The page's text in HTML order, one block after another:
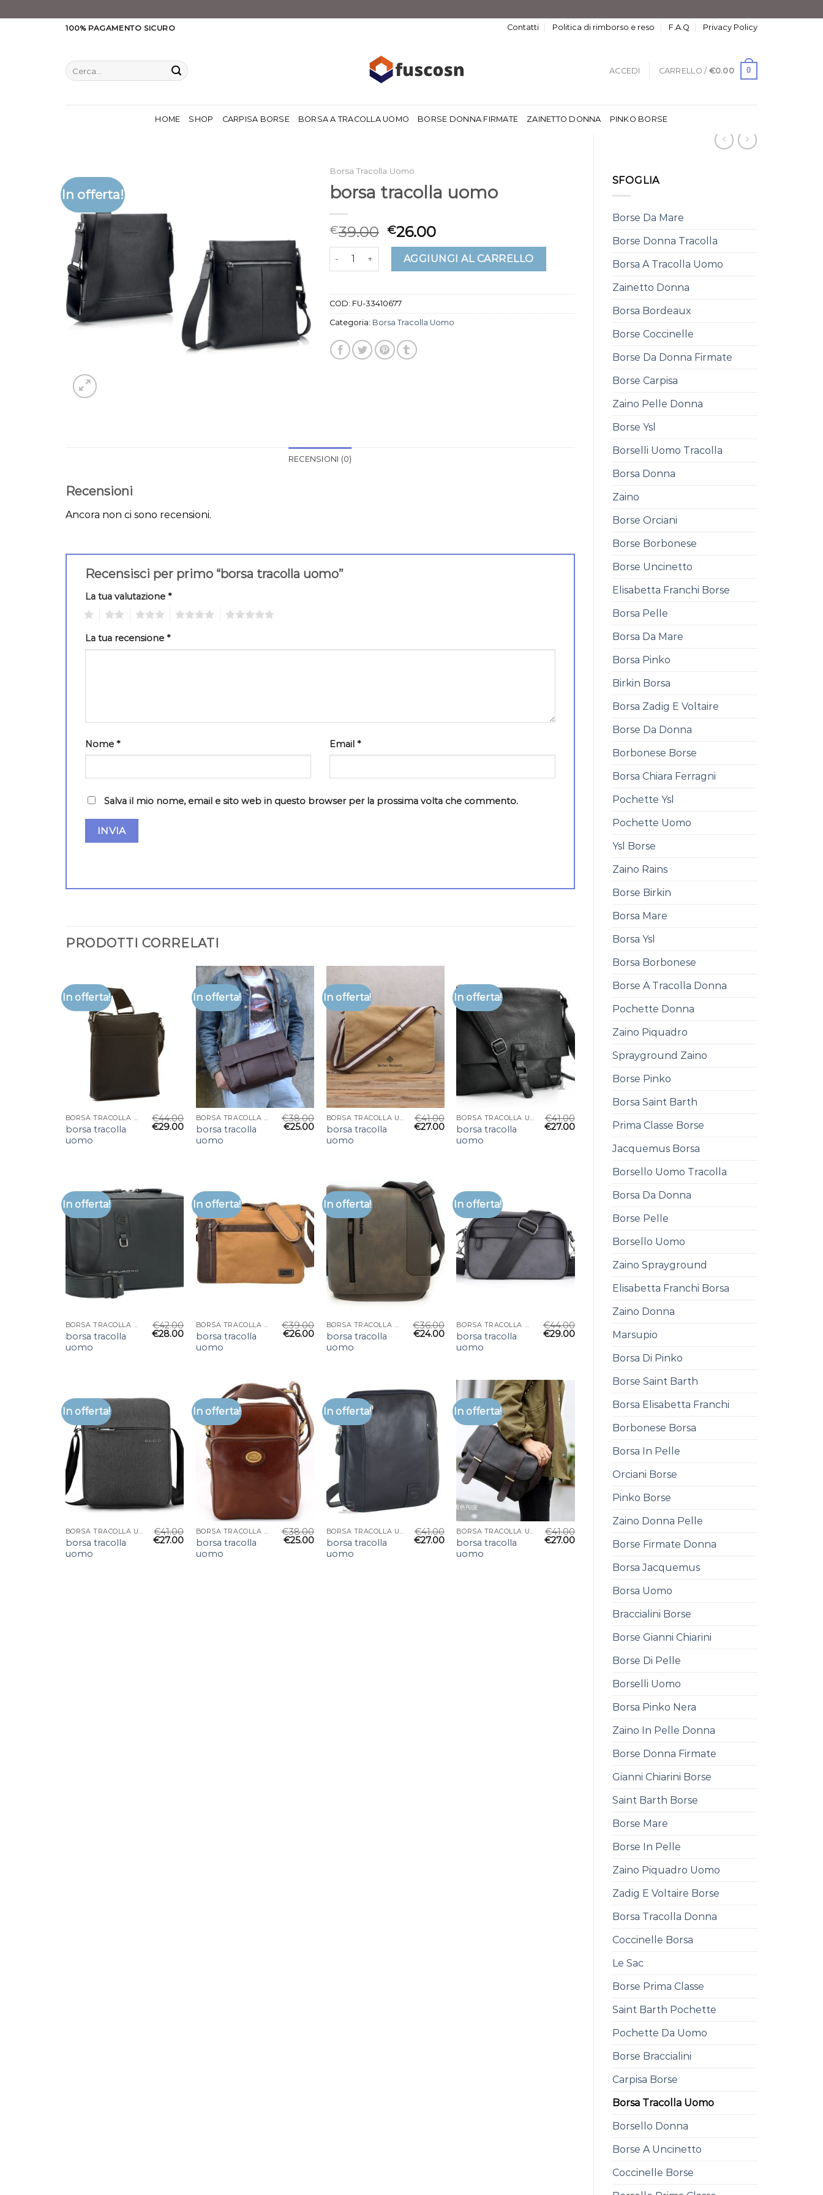
100% PAGAMENTO SICURO Contatti Politica di rimborso e reso F.A.Q Privacy Policy
Cerca:
ACCEDI CARRELLO / €0.00 0
HOME SHOP CARPISA BORSE BORSA A TRACOLLA UOMO BORSE DONNA FIRMATE ZAINETTO DONNA PINKO BORSE
SFOGLIA
Borse Da Mare
Borse Donna Tracolla
Borsa A Tracolla Uomo
Zainetto Donna
Borsa Bordeaux
Borse Coccinelle
Borse Da Donna Firmate
Borse Carpisa
Zaino Pelle Donna
Borse Ysl
Borselli Uomo Tracolla
Borsa Donna
Zaino
Borse Orciani
Borse Borbonese
Borse Uncinetto
Elisabetta Franchi Borse
Borsa Pelle
Borsa Da Mare
Borsa Pinko
Birkin Borsa
Borsa Zadig E Voltaire
Borse Da Donna
Borbonese Borse
Borsa Chiara Ferragni
Pochette Ysl
Pochette Uomo
Ysl Borse
Zaino Rains
Borse Birkin
Borsa Mare
Borsa Ysl
Borsa Borbonese
Borse A Tracolla Donna
Pochette Donna
Zaino Piquadro
Sprayground Zaino
Borse Pinko
Borsa Saint Barth
Prima Classe Borse
Jacquemus Borsa
Borsello Uomo Tracolla
Borsa Da Donna
Borse Pelle
Borsello Uomo
Zaino Sprayground
Elisabetta Franchi Borsa
Zaino Donna
Marsupio
Borsa Di Pinko
Borse Saint Barth
Borsa Elisabetta Franchi
Borbonese Borsa
Borsa In Pelle
Orciani Borse
Pinko Borse
Zaino Donna Pelle
Borse Firmate Donna
Borsa Jacquemus
Borsa Uomo
Braccialini Borse
Borse Gianni Chiarini
Borse Di Pelle
Borselli Uomo
Borsa Pinko Nera
Zaino In Pelle Donna
Borse Donna Firmate
Gianni Chiarini Borse
Saint Barth Borse
Borse Mare
Borse In Pelle
Zaino Piquadro Uomo
Zadig E Voltaire Borse
Borsa Tracolla Donna
Coccinelle Borsa
Le Sac
Borse Prima Classe
Saint Barth Pochette
Pochette Da Uomo
Borse Braccialini
Carpisa Borse
Borsa Tracolla Uomo
Borsello Donna
Borse A Uncinetto
Coccinelle Borse
In offerta!
Borsa Tracolla Uomo
borsa tracolla uomo
€39.00 €26.00
borsa tracolla uomo quantitàAGGIUNGI AL CARRELLO
COD: FU-33410677
Categoria: Borsa Tracolla Uomo
RECENSIONI (0)
Recensioni
Ancora non ci sono recensioni.
Recensisci per primo “borsa tracolla uomo”
La tua valutazione *
La tua recensione *
Nome * Email *
Salva il mio nome, email e sito web in questo browser per la prossima volta che commento.
PRODOTTI CORRELATI
In offerta!
BORSA TRACOLLA UOMO
borsa tracolla
uomo
€44.00
€29.00
In offerta!
BORSA TRACOLLA UOMO
borsa tracolla
uomo
€38.00
€25.00
In offerta!
BORSA TRACOLLA UOMO
borsa tracolla
uomo
€41.00
€27.00
In offerta!
BORSA TRACOLLA UOMO
borsa tracolla
uomo
€41.00
€27.00
In offerta!
BORSA TRACOLLA UOMO
borsa tracolla
uomo
€42.00
€28.00
In offerta!
BORSA TRACOLLA UOMO
borsa tracolla
uomo
€39.00
€26.00
In offerta!
BORSA TRACOLLA UOMO
borsa tracolla
uomo
€36.00
€24.00
In offerta!
BORSA TRACOLLA UOMO
borsa tracolla
uomo
€44.00
€29.00
In offerta!
BORSA TRACOLLA UOMO
borsa tracolla
uomo
€41.00
€27.00
In offerta!
BORSA TRACOLLA UOMO
borsa tracolla
uomo
€38.00
€25.00
In offerta!
BORSA TRACOLLA UOMO
borsa tracolla
uomo
€41.00
€27.00
In offerta!
BORSA TRACOLLA UOMO
borsa tracolla
uomo
€41.00
€27.00